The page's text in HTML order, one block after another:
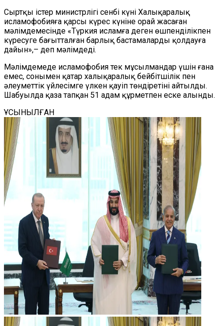
Сыртқы істер министрлігі сенбі күні Халықаралық
исламофобияға қарсы күрес күніне орай жасаған
мәлімдемесінде «Түркия исламға деген өшпенділікпен
күресуге бағытталған барлық бастамаларды қолдауға
дайын»,– деп мәлімдеді.
Мәлімдемеде исламофобия тек мұсылмандар үшін ғана
емес, сонымен қатар халықаралық бейбітшілік пен
әлеуметтік үйлесімге үлкен қауіп төндіретіні айтылды.
Шабуылда қаза тапқан 51 адам құрметпен еске алынды.
ҰСЫНЫЛҒАН